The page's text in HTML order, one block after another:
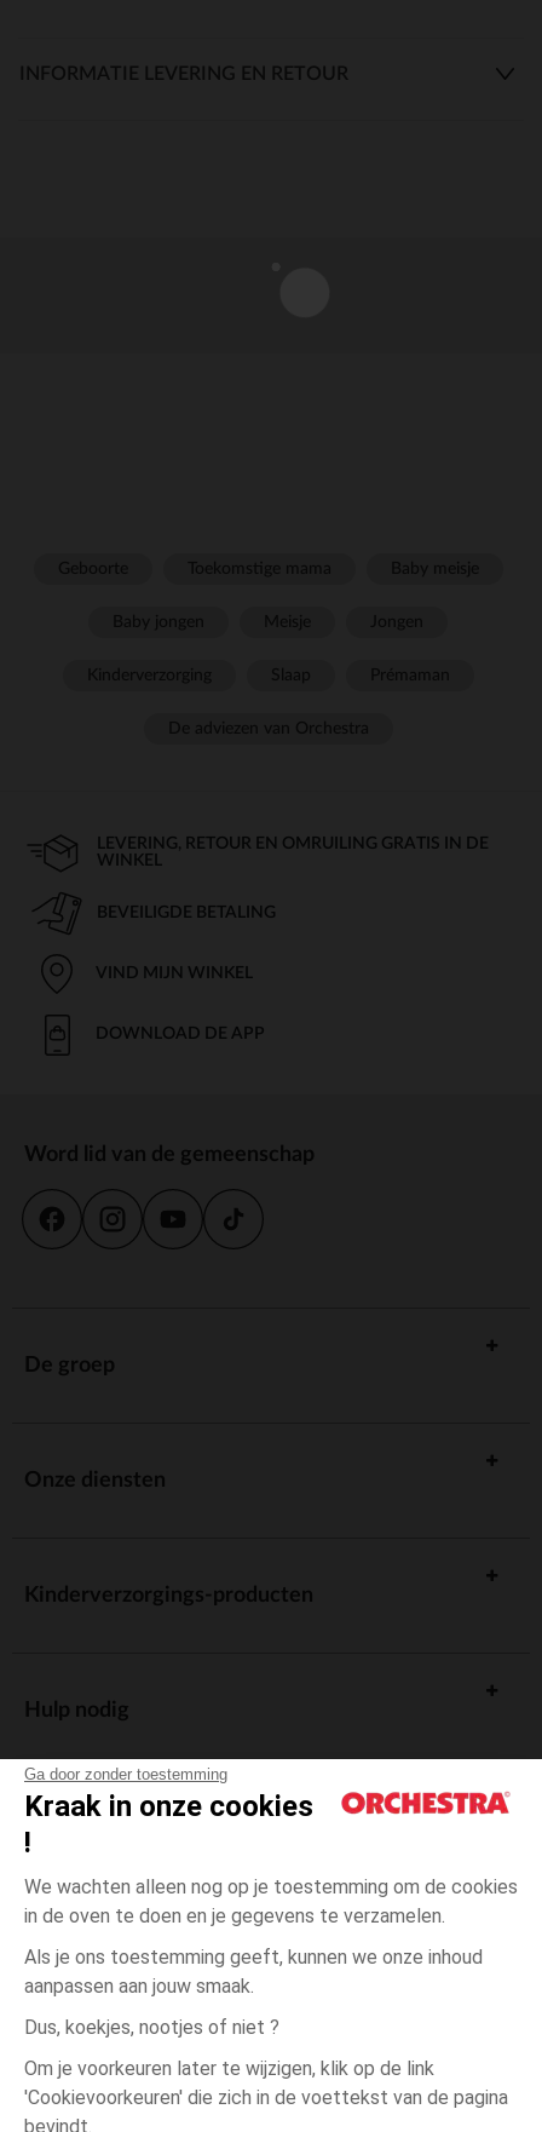
Ga door zonder toestemming
Kraak in onze cookies
!
We wachten alleen nog op je toestemming om de cookies
in de oven te doen en je gegevens te verzamelen.
Als je ons toestemming geeft, kunnen we onze inhoud
aanpassen aan jouw smaak.
Dus, koekjes, nootjes of niet ?
Om je voorkeuren later te wijzigen, klik op de link
'Cookievoorkeuren' die zich in de voettekst van de pagina
bevindt.
Blauw Blauw
35-
INFORMATIE LEVERING EN RETOUR
LEVERING, RETOUR EN OMRUILING GRATIS IN DE
WINKEL
BEVEILIGDE BETALING
VIND MIJN WINKEL
DOWNLOAD DE APP
Word lid van de gemeenschap
De groep
Onze diensten
Kinderverzorgings-producten
Hulp nodig
Algemene verkoopsvoorwaarden
Wettelijke bepalingen
Persoonsgegevens